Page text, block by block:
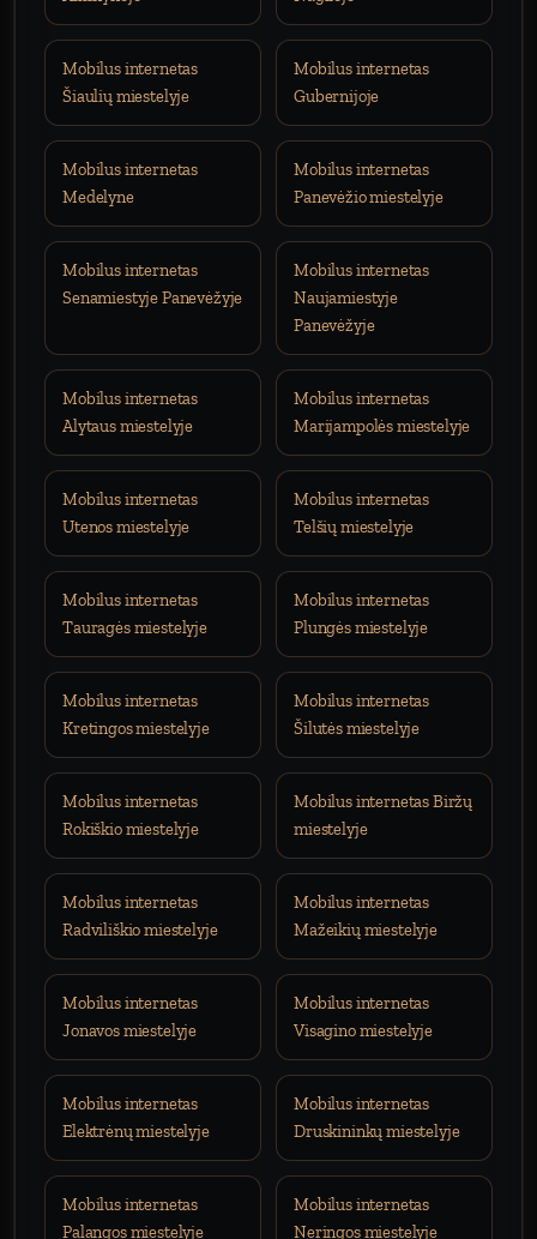
Mobilus internetas
Šiaulių miestelyje
Mobilus internetas
Gubernijoje
Mobilus internetas
Medelyne
Mobilus internetas
Panevėžio miestelyje
Mobilus internetas
Senamiestyje Panevėžyje
Mobilus internetas
Naujamiestyje
Panevėžyje
Mobilus internetas
Alytaus miestelyje
Mobilus internetas
Marijampolės miestelyje
Mobilus internetas
Utenos miestelyje
Mobilus internetas
Telšių miestelyje
Mobilus internetas
Tauragės miestelyje
Mobilus internetas
Plungės miestelyje
Mobilus internetas
Kretingos miestelyje
Mobilus internetas
Šilutės miestelyje
Mobilus internetas
Rokiškio miestelyje
Mobilus internetas Biržų
miestelyje
Mobilus internetas
Radviliškio miestelyje
Mobilus internetas
Mažeikių miestelyje
Mobilus internetas
Jonavos miestelyje
Mobilus internetas
Visagino miestelyje
Mobilus internetas
Elektrėnų miestelyje
Mobilus internetas
Druskininkų miestelyje
Mobilus internetas
Palangos miestelyje
Mobilus internetas
Neringos miestelyje